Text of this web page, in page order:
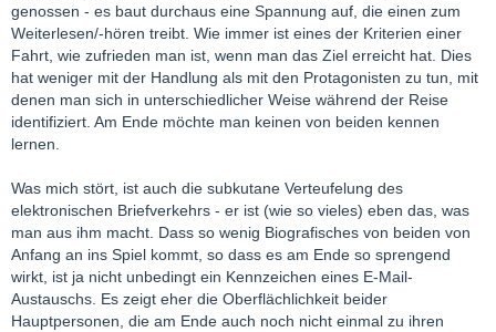
genossen - es baut durchaus eine Spannung auf, die einen zum
Weiterlesen/-hören treibt. Wie immer ist eines der Kriterien einer
Fahrt, wie zufrieden man ist, wenn man das Ziel erreicht hat. Dies
hat weniger mit der Handlung als mit den Protagonisten zu tun, mit
denen man sich in unterschiedlicher Weise während der Reise
identifiziert. Am Ende möchte man keinen von beiden kennen
lernen.
Was mich stört, ist auch die subkutane Verteufelung des
elektronischen Briefverkehrs - er ist (wie so vieles) eben das, was
man aus ihm macht. Dass so wenig Biografisches von beiden von
Anfang an ins Spiel kommt, so dass es am Ende so sprengend
wirkt, ist ja nicht unbedingt ein Kennzeichen eines E-Mail-
Austauschs. Es zeigt eher die Oberflächlichkeit beider
Hauptpersonen, die am Ende auch noch nicht einmal zu ihren